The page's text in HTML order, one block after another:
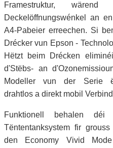
Framestruktur,
Deckelöffnungswénkel an
A4-Pabeier erreechen. Si
Drécker vun Epson -
Hëtzt beim Drécken
d'Stëbs- an
Modeller vun der Serie
drahtlos a direkt mobil
Funktionell behalen
Tëntentanksystem fir
den Economy Vivid